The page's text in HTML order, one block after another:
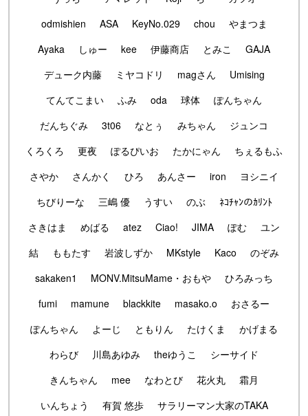
odmishien
ASA KeyNo.029 chou
やまつま
Ayaka
しゅー kee 伊藤商店 とみこ
GAJA
デューク内藤
ミヤコドリ magさん
Umising
てんてこまい
ふみ oda 球体
ぽんちゃん
だんちぐみ
3t06 なとぅ みちゃん
ジュンコ
くろくろ
更夜 ぽるぴいお たかにゃん
ちぇるもふ
さやか
さんかく ひろ あんさー iron
ヨシニイ
ちびりーな
三嶋 優 うすい のぶ
ﾈｺﾁｬﾝのｶﾘﾝﾄ
さきはま
めばる atez Ciao! JIMA ぽむ
ユン
結
ももたす 岩波しずか MKstyle Kaco
のぞみ
sakaken1
MONV.MitsuMame・おもや
ひろみっち
fumi
mamune blackkite masako.o
おさるー
ぽんちゃん
よーじ ともりん たけくま
かげまる
わらび
川島あゆみ theゆうこ
シーサイド
きんちゃん
mee なわとび 花火丸
霜月
いんちょう
有賀 悠歩
サラリーマン大家のTAKA